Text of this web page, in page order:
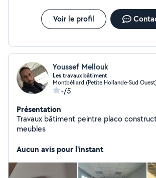
Voir le profil
Youssef Mellouk
Les travaux bâtiment
Montbéliard (Petite Hollande-Sud
-/5
Présentation
Travaux bâtiment peintre placo construction montage
meubles
Aucun avis pour l'instant